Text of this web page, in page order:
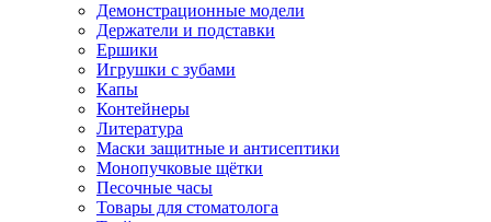
Демонстрационные модели
Держатели и подставки
Ершики
Игрушки с зубами
Капы
Контейнеры
Литература
Маски защитные и антисептики
Монопучковые щётки
Песочные часы
Товары для стоматолога